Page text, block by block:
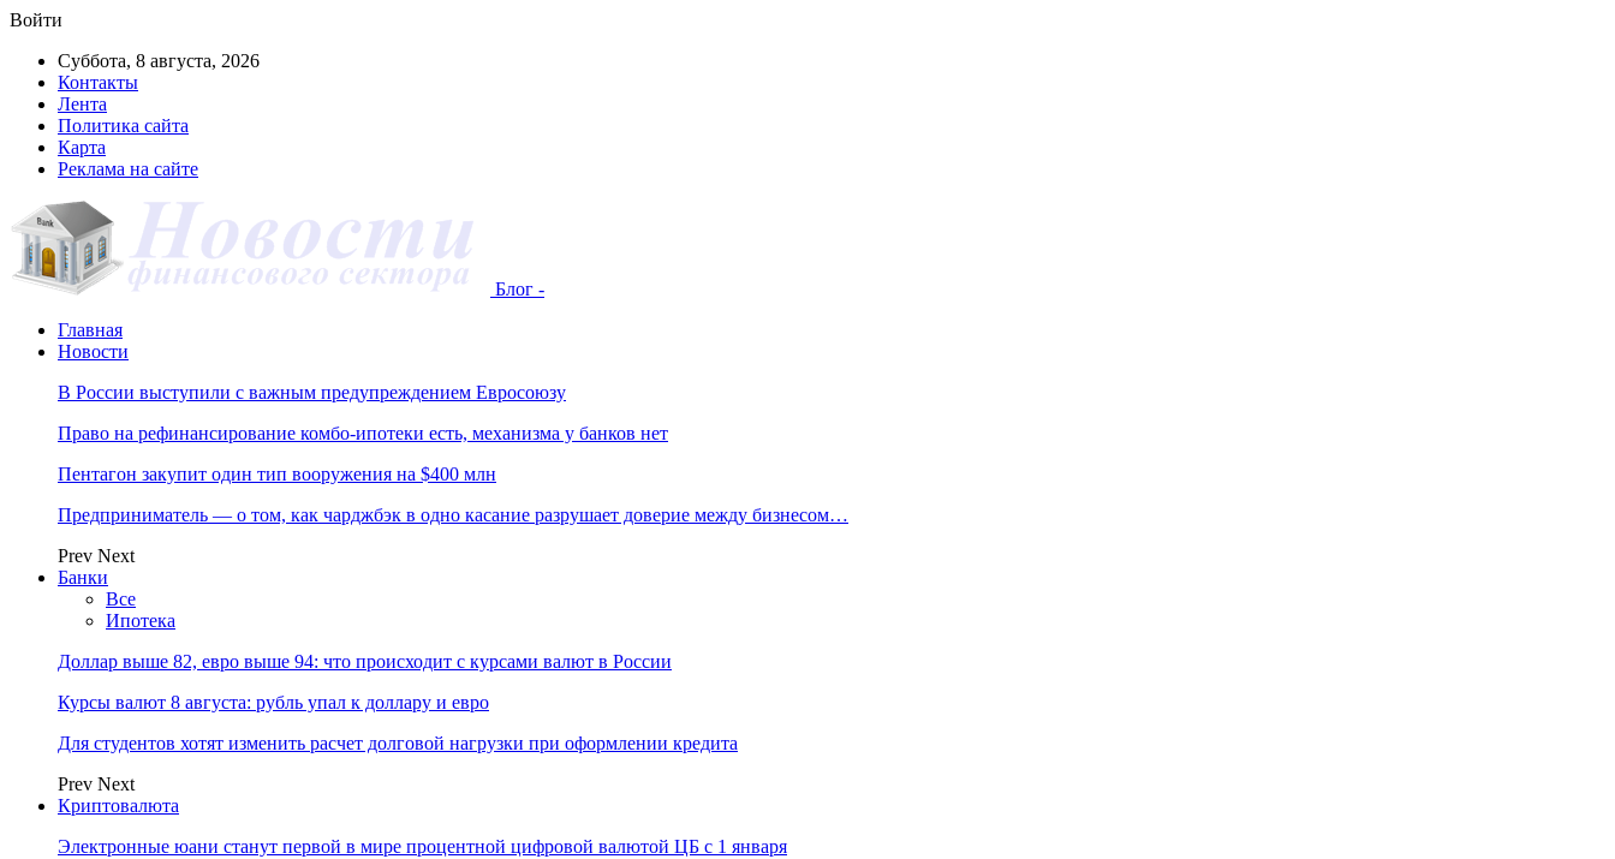
Войти
Суббота, 8 августа, 2026
Контакты
Лента
Политика сайта
Карта
Реклама на сайте
Блог -
Главная
Новости
В России выступили с важным предупреждением Евросоюзу
Право на рефинансирование комбо-ипотеки есть, механизма у банков нет
Пентагон закупит один тип вооружения на $400 млн
Предприниматель — о том, как чарджбэк в одно касание разрушает доверие между бизнесом…
Prev Next
Банки
Все
Ипотека
Доллар выше 82, евро выше 94: что происходит с курсами валют в России
Курсы валют 8 августа: рубль упал к доллару и евро
Для студентов хотят изменить расчет долговой нагрузки при оформлении кредита
Prev Next
Криптовалюта
Электронные юани станут первой в мире процентной цифровой валютой ЦБ с 1 января